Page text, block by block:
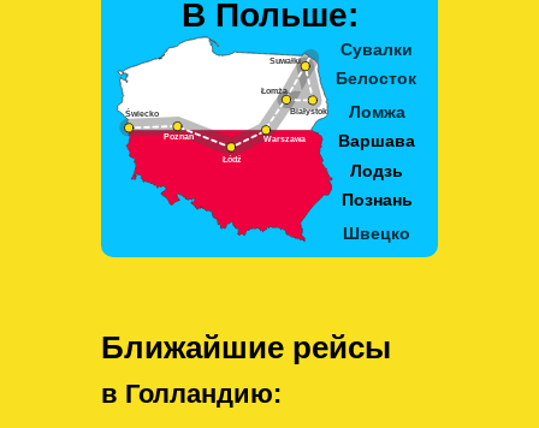
В Польше:
Ближайшие рейсы
в Голландию: